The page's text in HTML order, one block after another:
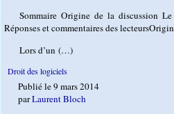
Sommaire Origine de la discussion
Réponses et commentaires des
Lors d’un (…)
Droit des logiciels
Publié le 9 mars 2014
parLaurent Bloch